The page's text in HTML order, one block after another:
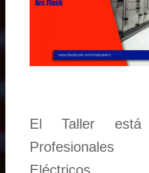
El Taller
Profesionales